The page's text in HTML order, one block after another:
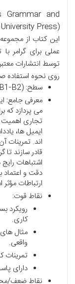
Grammar and
Press)
عملی برای گرامر
روی نحوه استفاده
سطح: Intermediate (B1-B2)
معرفی جامع:
می پردازد
تجاری اهمیت
ایمیل ها،
اند. تمرینات
قادر سازند تا
اشتباهات
دقت و اعتماد
ارتباطات
نقاط قوت:
رویکرد
کاری.
مثال
واقعی.
تمرینات
دارای
نقاط ضعف/